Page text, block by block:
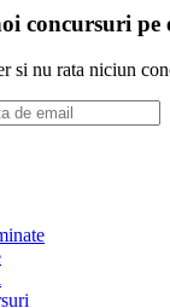
concursuri pe
si nu rata niciun